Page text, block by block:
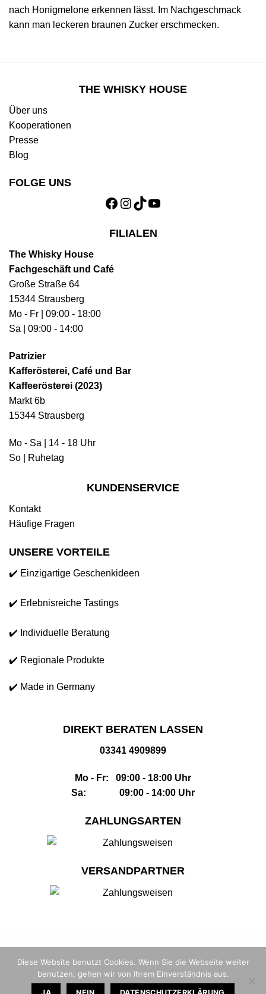
nach Honigmelone erkennen lässt. Im Nachgeschmack
kann man leckeren braunen Zucker erschmecken.
THE WHISKY HOUSE
Über uns
Kooperationen
Presse
Blog
FOLGE UNS
Facebook
Instagram
TikTokYouTube
FILIALEN
The Whisky House
Fachgeschäft und Café
Große Straße 64
15344 Strausberg
Mo - Fr | 09:00 - 18:00
Sa | 09:00 - 14:00
Patrizier
Kafferösterei, Café und Bar
Kaffeerösterei (2023)
Markt 6b
15344 Strausberg
Mo - Sa | 14 - 18 Uhr
So | Ruhetag
KUNDENSERVICE
Kontakt
Häufige Fragen
UNSERE VORTEILE
✔️ Einzigartige Geschenkideen
✔️ Erlebnisreiche Tastings
✔️ Individuelle Beratung
✔️ Regionale Produkte
✔️ Made in Germany
DIREKT BERATEN LASSEN
03341 4909899
Mo - Fr: 09:00 - 18:00 Uhr
Sa: 09:00 - 14:00 Uhr
ZAHLUNGSARTEN
VERSANDPARTNER
© 2026 |The Whisky House GmbH
Diese Website benutzt Cookies. Wenn Sie die Webseite weiter
benutzen, gehen wir von Ihrem Einverständnis aus.